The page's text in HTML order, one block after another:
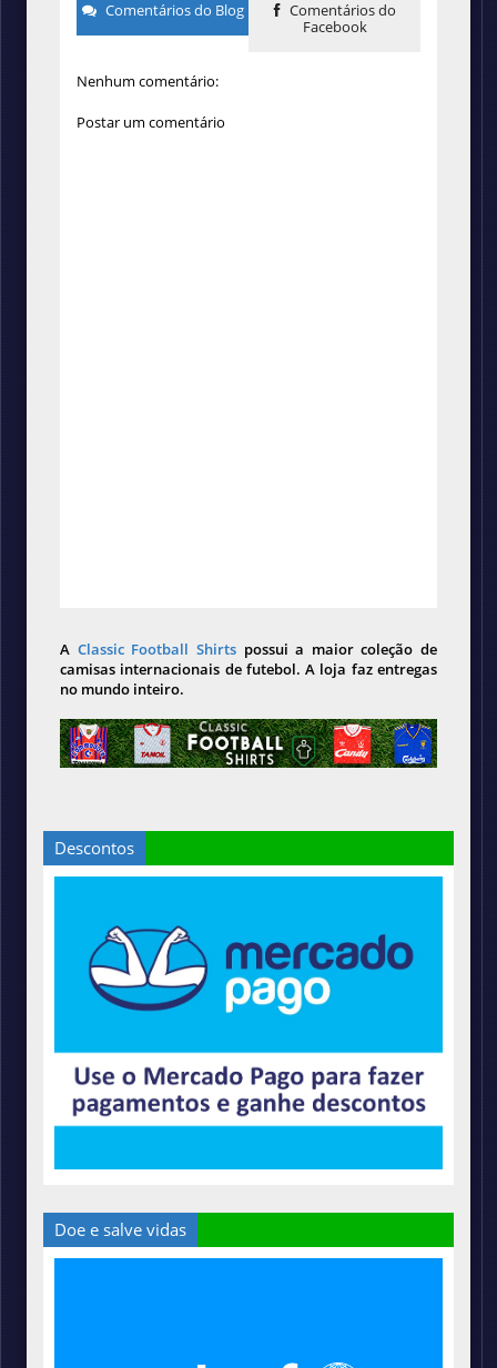
Comentários do Blog
Comentários do
Facebook
Nenhum comentário:
Postar um comentário
A Classic Football Shirts possui a maior coleção de
camisas internacionais de futebol. A loja faz entregas
no mundo inteiro.
Descontos
Doe e salve vidas